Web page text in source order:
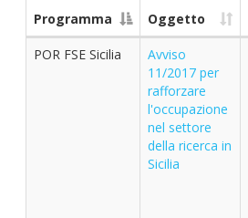
Programma Oggetto
POR FSE Sicilia
Avviso
11/2017 per
rafforzare
l'occupazione
nel settore
della ricerca in
Sicilia